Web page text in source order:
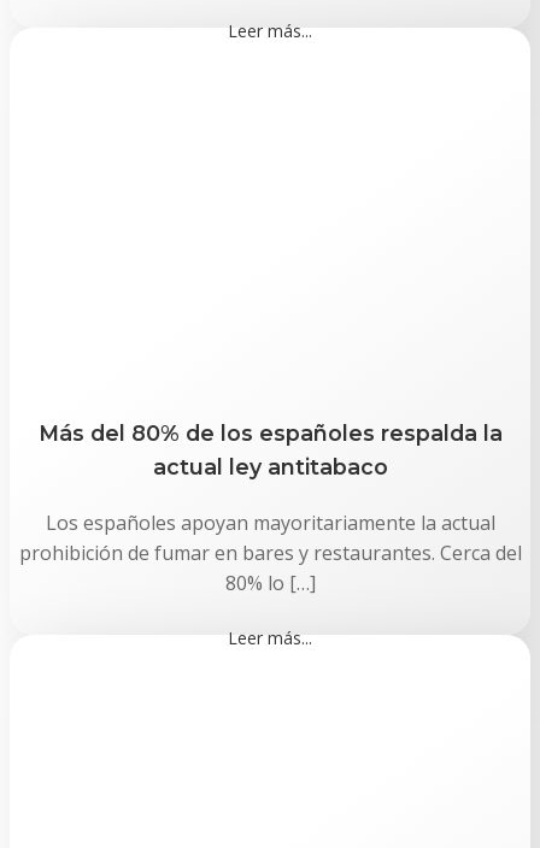
Leer más...
Más del 80% de los españoles respalda la
actual ley antitabaco
Los españoles apoyan mayoritariamente la actual
prohibición de fumar en bares y restaurantes. Cerca del
80% lo […]
Leer más...